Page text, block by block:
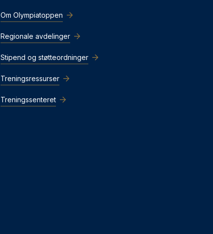
Om Olympiatoppen
Regionale avdelinger
Stipend og støtteordninger
Treningsressurser
Treningssenteret